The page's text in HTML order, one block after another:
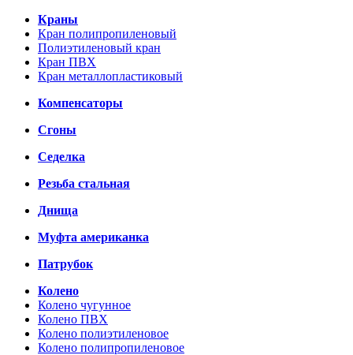
Краны
Кран полипропиленовый
Полиэтиленовый кран
Кран ПВХ
Кран металлопластиковый
Компенсаторы
Сгоны
Седелка
Резьба стальная
Днища
Муфта американка
Патрубок
Колено
Колено чугунное
Колено ПВХ
Колено полиэтиленовое
Колено полипропиленовое